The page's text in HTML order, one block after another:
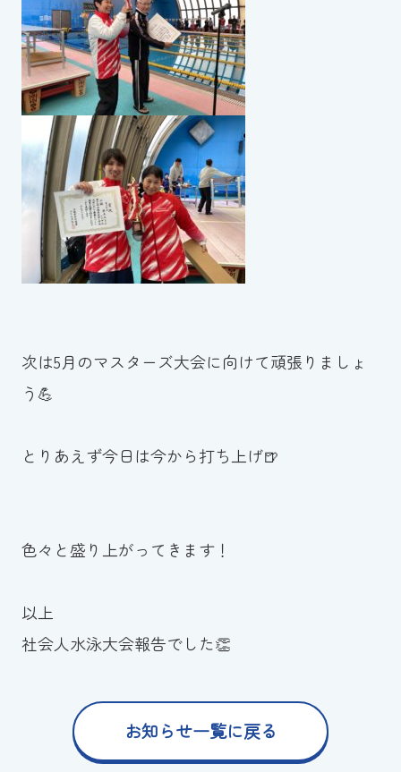
次は5月のマスターズ大会に向けて頑張りましょ
う💪
とりあえず今日は今から打ち上げ🍺
色々と盛り上がってきます！
以上
社会人水泳大会報告でした👏
お知らせ一覧に戻る